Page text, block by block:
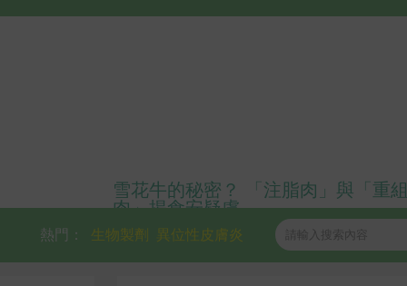
雪花牛的秘密？ 「注脂肉」與「重
肉」揭食安疑慮
異位性皮膚炎
生物製劑
熱門：